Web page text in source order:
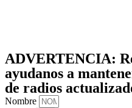
ADVERTENCIA:
ayudanos a
de radios
Nombre